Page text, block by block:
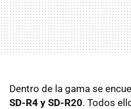
Dentro de la gama se
SD-R4 y SD-R20. Todos